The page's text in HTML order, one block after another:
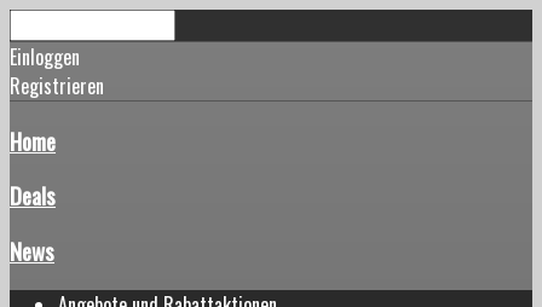
Einloggen
Registrieren
Home
Deals
News